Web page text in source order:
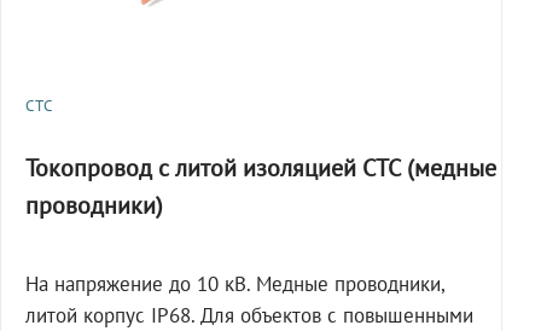
СТС
Токопровод с литой изоляцией СТС (медные
проводники)
На напряжение до 10 кВ. Медные проводники,
литой корпус IP68. Для объектов с повышенными